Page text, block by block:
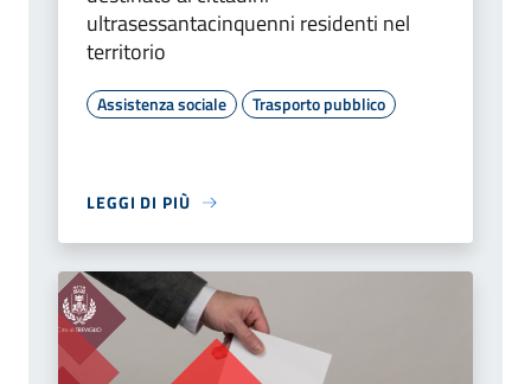
ultrasessantacinquenni residenti nel
territorio
Assistenza sociale Trasporto pubblico
LEGGI DI PIÙ